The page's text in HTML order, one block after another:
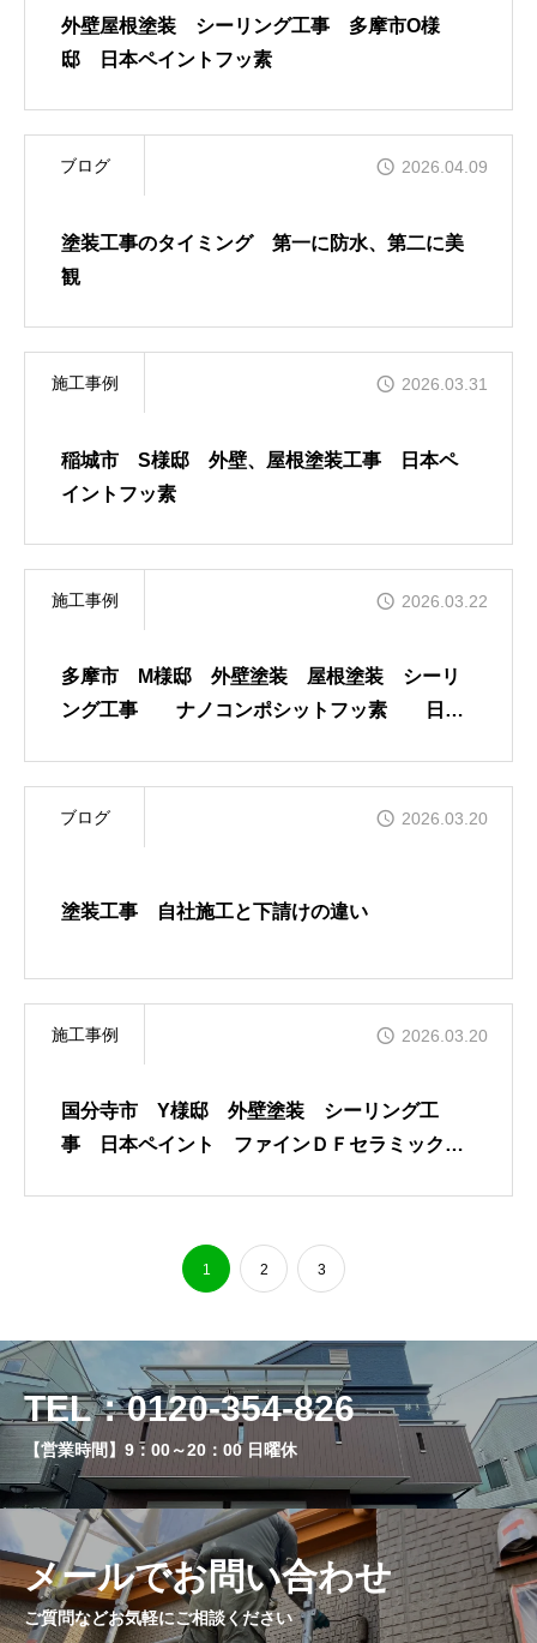
外壁屋根塗装 シーリング工事 多摩市O様
邸 日本ペイントフッ素
ブログ 2026.04.09
塗装工事のタイミング 第一に防水、第二に美
観
施工事例 2026.03.31
稲城市 S様邸 外壁、屋根塗装工事 日本ペ
イントフッ素
施工事例 2026.03.22
多摩市 M様邸 外壁塗装 屋根塗装 シーリ
ング工事 ナノコンポシットフッ素 日本
ブログ 2026.03.20
塗装工事 自社施工と下請けの違い
施工事例 2026.03.20
国分寺市 Y様邸 外壁塗装 シーリング工
事 日本ペイント ファインＤＦセラミック
1 2 3
TEL：0120-354-826
【営業時間】9：00～20：00 日曜休
メールでお問い合わせ
ご質問などお気軽にご相談ください